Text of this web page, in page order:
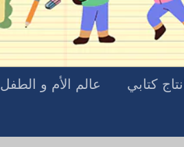
انتاج كتابي عالم الأم و الطفل